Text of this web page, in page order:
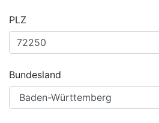
PLZ
Bundesland